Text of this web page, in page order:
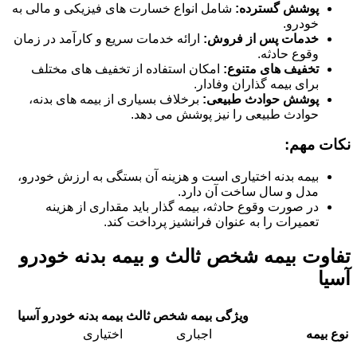
پوشش گسترده: شامل انواع خسارت های فیزیکی و مالی به
خودرو.
خدمات پس از فروش: ارائه خدمات سریع و کارآمد در زمان
وقوع حادثه.
تخفیف های متنوع: امکان استفاده از تخفیف های مختلف
برای بیمه گذاران وفادار.
پوشش حوادث طبیعی: برخلاف بسیاری از بیمه های بدنه،
حوادث طبیعی را نیز پوشش می دهد.
نکات مهم:
بیمه بدنه اختیاری است و هزینه آن بستگی به ارزش خودرو،
مدل و سال ساخت آن دارد.
در صورت وقوع حادثه، بیمه گذار باید مقداری از هزینه
تعمیرات را به عنوان فرانشیز پرداخت کند.
تفاوت بیمه شخص ثالث و بیمه بدنه خودرو
آسیا
ویژگی بیمه شخص ثالث بیمه بدنه خودرو آسیا
نوع بیمه
اجباری
اختیاری